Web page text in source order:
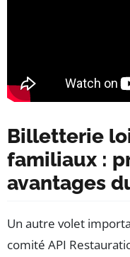
Billetterie
familiaux :
avantages
Un autre volet
comité API